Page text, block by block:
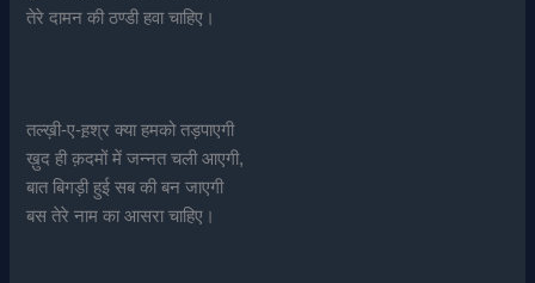
तेरे दामन की ठण्डी हवा चाहिए।
तल्ख़ी-ए-ह़श्र क्या हमको तड़पाएगी
ख़ुद ही क़दमों में जन्नत चली आएगी,
बात बिगड़ी हुई सब की बन जाएगी
बस तेरे नाम का आसरा चाहिए।